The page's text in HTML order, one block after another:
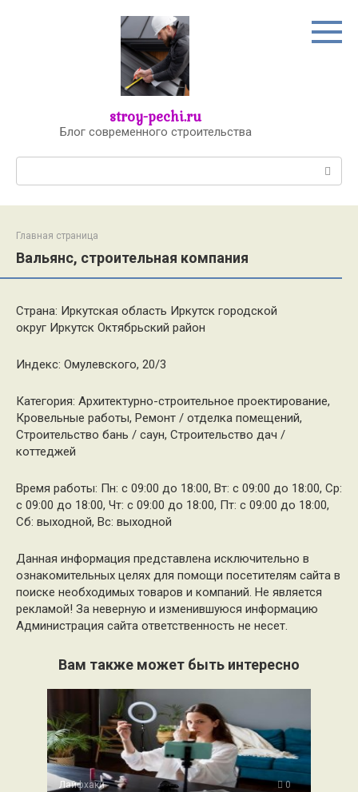
stroy-pechi.ru
Блог современного строительства
Главная страница
Вальянс, строительная компания
Страна: Иркутская область Иркутск городской
округ Иркутск Октябрьский район
Индекс: Омулевского, 20/3
Категория: Архитектурно-строительное проектирование,
Кровельные работы, Ремонт / отделка помещений,
Строительство бань / саун, Строительство дач /
коттеджей
Время работы: Пн: с 09:00 до 18:00, Вт: с 09:00 до 18:00, Ср:
с 09:00 до 18:00, Чт: с 09:00 до 18:00, Пт: с 09:00 до 18:00,
Сб: выходной, Вс: выходной
Данная информация представлена исключительно в
ознакомительных целях для помощи посетителям сайта в
поиске необходимых товаров и компаний. Не является
рекламой! За неверную и изменившуюся информацию
Администрация сайта ответственность не несет.
Вам также может быть интересно
Лайфхаки 0